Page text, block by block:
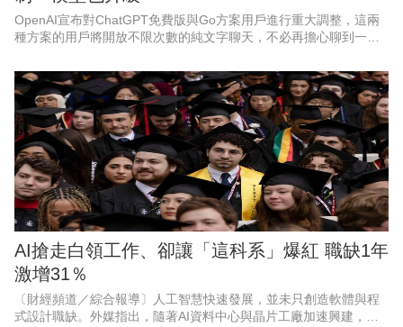
OpenAI宣布對ChatGPT免費版與Go方案用戶進行重大調整，這兩
種方案的用戶將開放不限次數的純文字聊天，不必再擔心聊到一半
AI搶走白領工作、卻讓「這科系」爆紅 職缺1年
激增31％
〔財經頻道／綜合報導〕人工智慧快速發展，並未只創造軟體與程
式設計職缺。外媒指出，隨著AI資料中心與晶片工廠加速興建，能